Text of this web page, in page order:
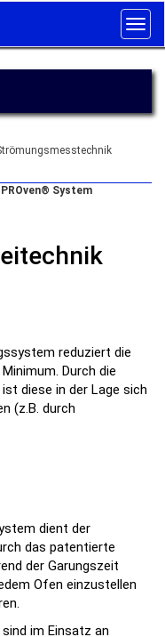
PROven® System
reduziert die
Durch die
diese in der Lage sich
(z.B. durch
dient der
das patentierte
der Garungszeit
Ofen einzustellen
im Einsatz an